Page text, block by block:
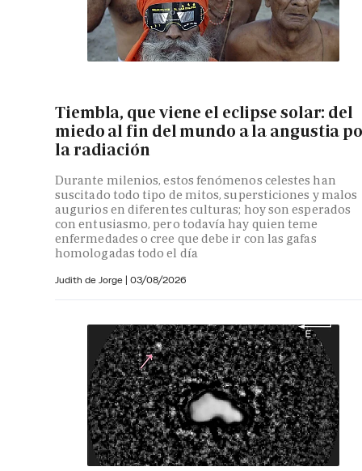
Tiembla, que viene el eclipse solar: del
miedo al fin del mundo a la angustia
la radiación
Durante milenios, estos fenómenos celestes han
suscitado todo tipo de mitos, supersticiones y malos
augurios en diferentes culturas; hoy son esperados
con entusiasmo, pero todavía hay quien teme
enfermedades o cree que debe ir con las gafas
homologadas todo el día
Judith de Jorge | 03/08/2026